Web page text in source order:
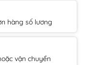
hàng số lương
vận chuyển